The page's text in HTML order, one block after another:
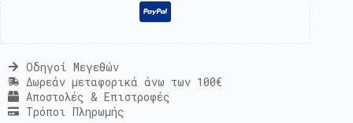
Οδηγοί Μεγεθών
Δωρεάν μεταφορικά άνω των 100€
Αποστολές & Επιστροφές
Τρόποι Πληρωμής